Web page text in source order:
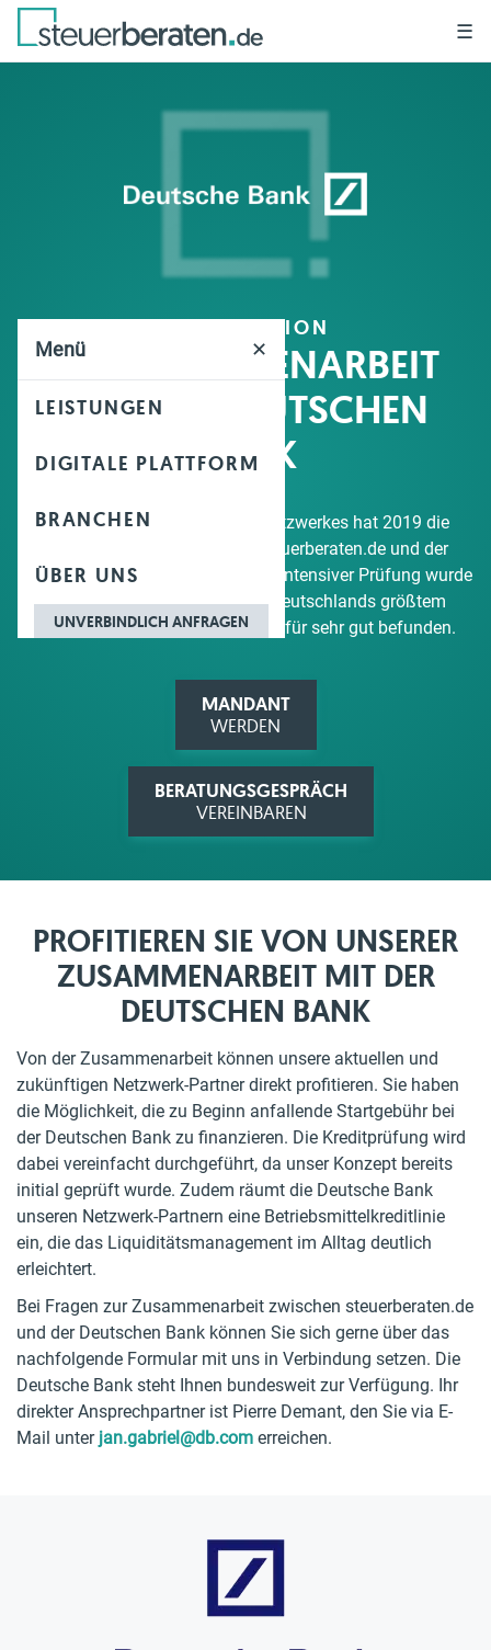
Menü ✕
LEISTUNGEN
DIGITALE PLATTFORM
BRANCHEN
ÜBER UNS
UNVERBINDLICH ANFRAGEN
☰
KOOPERATION
IN ZUSAMMENARBEIT
MIT DER DEUTSCHEN
BANK
Im Rahmen unseres Partner-Netzwerkes hat 2019 die
Zusammenarbeit zwischen steuerberaten.de und der
Deutschen Bank begonnen. Nach intensiver Prüfung wurde
unser Netzwerk-Konzept von Deutschlands größtem
Kreditinstitut abgenommen und für sehr gut befunden.
MANDANT
WERDEN
BERATUNGSGESPRÄCH
VEREINBAREN
PROFITIEREN SIE VON UNSERER
ZUSAMMENARBEIT MIT DER
DEUTSCHEN BANK
Von der Zusammenarbeit können unsere aktuellen und
zukünftigen Netzwerk-Partner direkt profitieren. Sie haben
die Möglichkeit, die zu Beginn anfallende Startgebühr bei
der Deutschen Bank zu finanzieren. Die Kreditprüfung wird
dabei vereinfacht durchgeführt, da unser Konzept bereits
initial geprüft wurde. Zudem räumt die Deutsche Bank
unseren Netzwerk-Partnern eine Betriebsmittelkreditlinie
ein, die das Liquiditätsmanagement im Alltag deutlich
erleichtert.
Bei Fragen zur Zusammenarbeit zwischen steuerberaten.de
und der Deutschen Bank können Sie sich gerne über das
nachfolgende Formular mit uns in Verbindung setzen. Die
Deutsche Bank steht Ihnen bundesweit zur Verfügung. Ihr
direkter Ansprechpartner ist Pierre Demant, den Sie via E-
Mail unter jan.gabriel@db.com erreichen.